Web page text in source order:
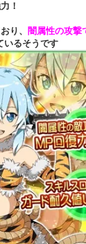
！
り、
闇属性の攻撃
いるそうです